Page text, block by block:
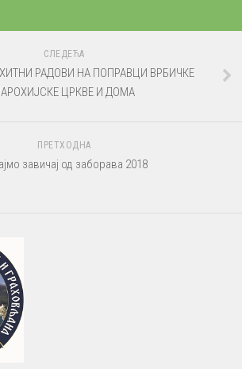
СЛЕДЕЋА
РАДОВИ НА ПОПРАВЦИ ВРБИЧКЕ
ЦРКВЕ И ДОМА
ПРЕТХОДНА
завичај од заборава 2018